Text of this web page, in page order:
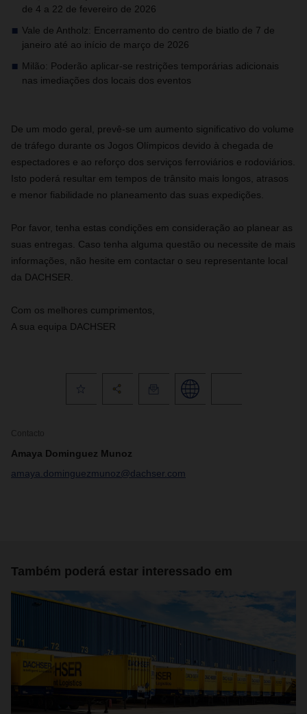
de 4 a 22 de fevereiro de 2026
Vale de Antholz: Encerramento do centro de biatlo de 7 de
janeiro até ao início de março de 2026
Milão: Poderão aplicar-se restrições temporárias adicionais
nas imediações dos locais dos eventos
De um modo geral, prevê-se um aumento significativo do volume
de tráfego durante os Jogos Olímpicos devido à chegada de
espectadores e ao reforço dos serviços ferroviários e rodoviários.
Isto poderá resultar em tempos de trânsito mais longos, atrasos
e menor fiabilidade no planeamento das suas expedições.
Por favor, tenha estas condições em consideração ao planear as
suas entregas. Caso tenha alguma questão ou necessite de mais
informações, não hesite em contactar o seu representante local
da DACHSER.
Com os melhores cumprimentos,
A sua equipa DACHSER
Contacto
Amaya Dominguez Munoz
amaya.dominguezmunoz@dachser.com
Também poderá estar interessado em